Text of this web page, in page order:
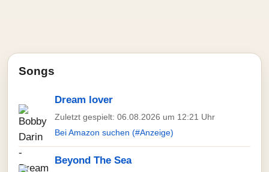
Songs
Dream lover
Zuletzt gespielt: 06.08.2026 um 12:21 Uhr
Bei Amazon suchen (#Anzeige)
Beyond The Sea